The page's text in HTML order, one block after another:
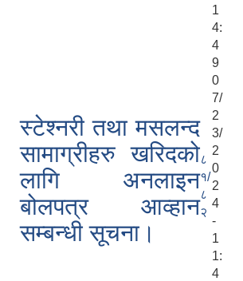
1
4:
4
9
स्टेश्‍नरी तथा मसलन्द
सामाग्रीहरु खरिदको
लागि अनलाइन
बोलपत्र आव्हान
सम्बन्धी सूचना।
८
१/
८
२
0
7/
2
3/
2
0
2
4
-
1
1:
4